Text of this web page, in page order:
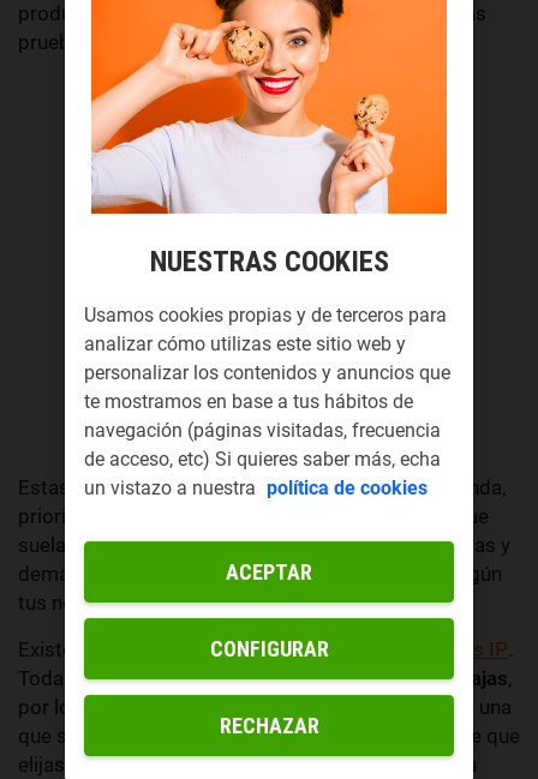
produce un robo o un altercado en tu hogar, tendrás
pruebas gráficas de lo sucedido.
Estas cámaras se colocan en el interior de tu vivienda,
priorizando la visión de
por las que
suelan irrumpir los ladrones, como ventanas, puertas y
demás entradas. Pueden ser de distintos tipos según
tus necesidades de videovigilancia.
Existen las clásicas CCTV,cámaras Wi-Fi y cámaras IP.
Todas ellas tienen sus propiasventajas y desventajas,
por lo que,
, habrá una
que sea la idónea para tu hogar. Es muy importante que
elijas cuidadosamente el sistema que protegerá tu
NUESTRAS COOKIES
Usamos cookies propias y de terceros para
analizar cómo utilizas este sitio web y
personalizar los contenidos y anuncios que
te mostramos en base a tus hábitos de
navegación (páginas visitadas, frecuencia
de acceso, etc) Si quieres saber más, echa
un vistazo a nuestra política de cookies
CONFIGURAR
RECHAZAR
ACEPTAR